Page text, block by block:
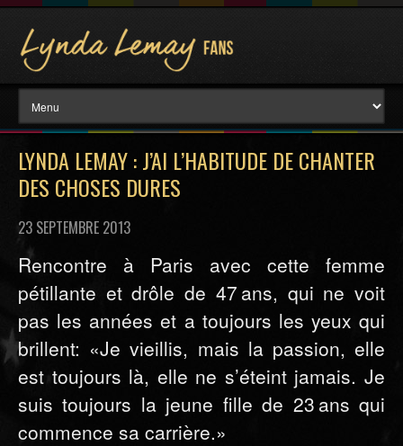
LYNDA LEMAY : J’AI L’HABITUDE DE CHANTER
DES CHOSES DURES
23 SEPTEMBRE 2013
Rencontre à Paris avec cette femme
pétillante et drôle de 47 ans, qui ne voit
pas les années et a toujours les yeux qui
brillent: «Je vieillis, mais la passion, elle
est toujours là, elle ne s’éteint jamais. Je
suis toujours la jeune fille de 23 ans qui
commence sa carrière.»